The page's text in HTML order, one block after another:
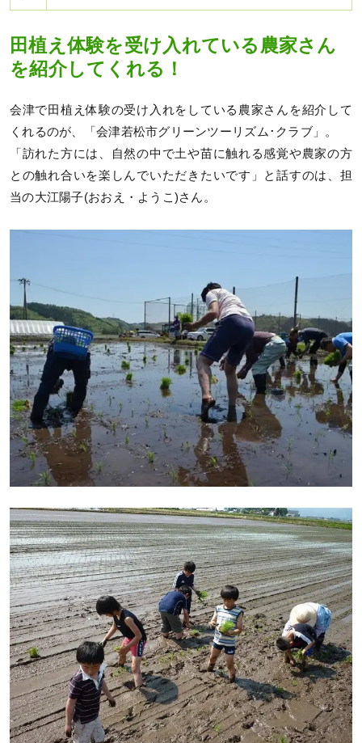
田植え体験を受け入れている農家さん
を紹介してくれる！
会津で田植え体験の受け入れをしている農家さんを紹介して
くれるのが、「会津若松市グリーンツーリズム･クラブ」。
「訪れた方には、自然の中で土や苗に触れる感覚や農家の方
との触れ合いを楽しんでいただきたいです」と話すのは、担
当の大江陽子(おおえ・ようこ)さん。